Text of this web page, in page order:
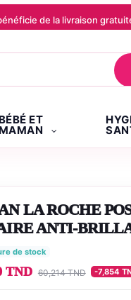
de la livraison
BÉBÉ ET
MAMAN
LA ROCHE
de stock
TND 60,214 TND -7,854